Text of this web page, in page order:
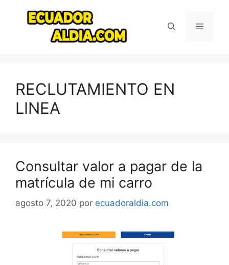
Menú
RECLUTAMIENTO EN
LINEA
Consultar valor a pagar de la
matrícula de mi carro
agosto 7, 2020 por ecuadoraldia.com